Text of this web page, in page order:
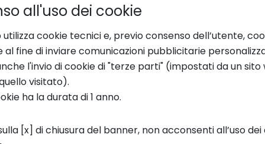
ha registrato un
grandi exit. Le eccezioni sono Parigi,
eIstanbul,che si è posizionata al 3°
crescita in performance, finanziamenti e
all'uso dei cookie
cookie tecnici e, previo consenso dell’utente,
al fine di inviare comunicazioni pubblicitarie
l'invio di cookie di "terze parti" (impostati da un sito
visitato).
ha la durata di 1 anno.
[x] di chiusura del banner, non acconsenti all’uso dei